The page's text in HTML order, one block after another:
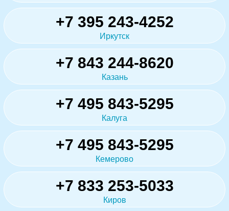
+7 395 243-4252
Иркутск
+7 843 244-8620
Казань
+7 495 843-5295
Калуга
+7 495 843-5295
Кемерово
+7 833 253-5033
Киров